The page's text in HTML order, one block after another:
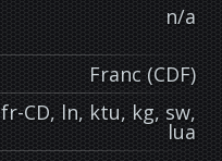
n/a
Franc (CDF)
fr-CD, ln, ktu, kg, sw,
lua